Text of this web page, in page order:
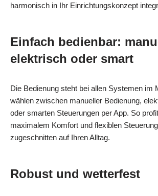
harmonisch in Ihr Einrichtungskonzept
Einfach bedienbar:
elektrisch oder smart
Die Bedienung steht bei allen Systemen im
wählen zwischen manueller Bedienung,
oder smarten Steuerungen per App. So
maximalem Komfort und flexiblen
zugeschnitten auf Ihren Alltag.
Robust und wetterfest